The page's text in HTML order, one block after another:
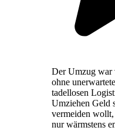
Der Umzug war
ohne
tadellosen
Umziehen Geld
vermeiden
nur wärmstens